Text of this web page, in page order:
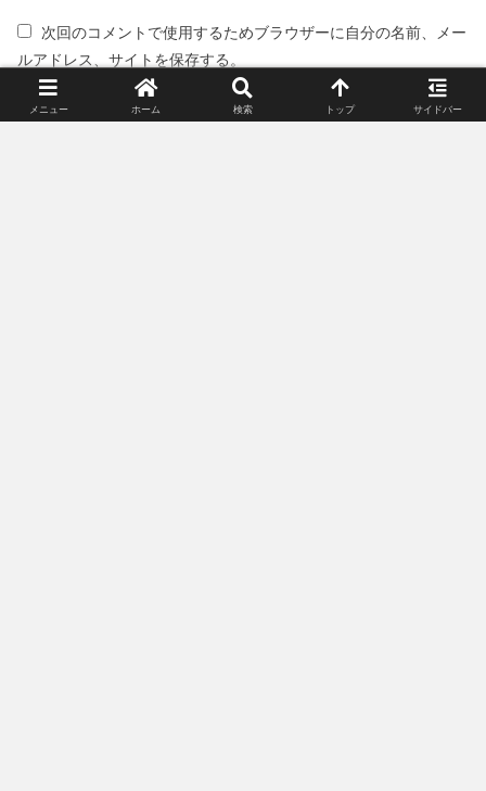
次回のコメントで使用するためブラウザーに自分の名前、メー
ルアドレス、サイトを保存する。
メニュー ホーム 検索 トップ サイドバー